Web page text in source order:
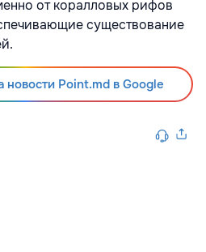
от коралловых рифов
существование
новости Point.md в Google